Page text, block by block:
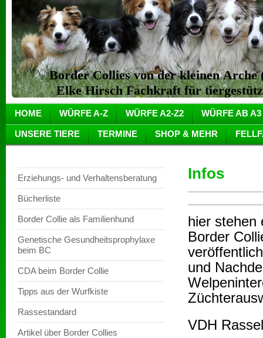
Border Collies von der kleinen
Elke Hirsch Fachkraft für
HOME WÜRFE A-Z WÜRFE A2-Z2 WÜRFE AB A3
UNSERE TIERE TERMINE SHOP & MEHR
Erziehungs- und Verhaltensberatung
Bücherliste
Border Collie als Familienhund
Genetische Gesundheitsprophylaxe
beim BC
CDA beim Border Collie
Tipps aus der Wurfkiste
Rassestandard
Artikel über Border Collies
Infos
hier stehen
Border
und
VDH